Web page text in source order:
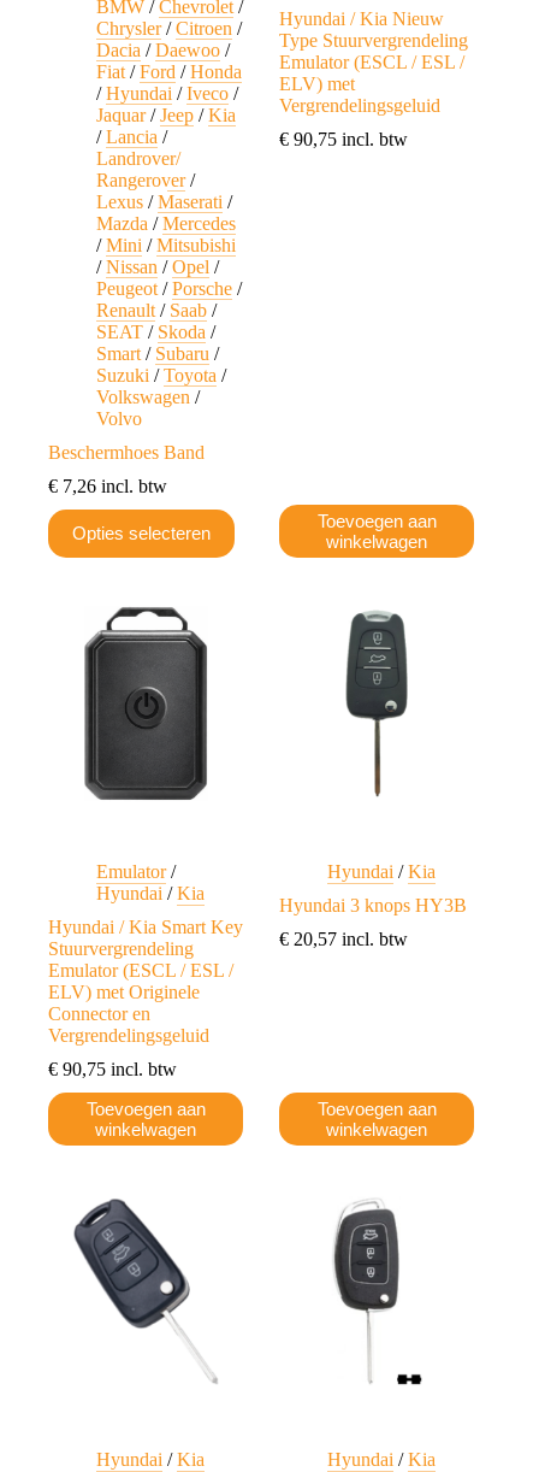
BMW /Chevrolet /
Chrysler/Citroen /
Dacia /Daewoo /
Fiat /Ford /Honda
/Hyundai /Iveco /
Jaquar/Jeep /Kia
/Lancia /
Landrover/
Rangerover/
Lexus /Maserati /
Mazda /Mercedes
/Mini /Mitsubishi
/Nissan /Opel /
Peugeot /Porsche /
Renault / Saab /
SEAT / Skoda /
Smart / Subaru /
Suzuki /Toyota /
Volkswagen /
Volvo
Beschermhoes Band
€ 7,26 incl. btw
Opties selecteren
Dit
product
heeft
productpagina
Hyundai / Kia Nieuw
Type Stuurvergrendeling
Emulator (ESCL / ESL /
ELV) met
Vergrendelingsgeluid
€ 90,75 incl. btw
Toevoegen aan
winkelwagen
Emulator/
Hyundai /Kia
Hyundai / Kia Smart Key
Stuurvergrendeling
Emulator (ESCL / ESL /
ELV) met Originele
Connector en
Vergrendelingsgeluid
€ 90,75 incl. btw
Toevoegen aan
winkelwagen
Hyundai /Kia
Hyundai 3 knops HY3B
€ 20,57 incl. btw
Toevoegen aan
winkelwagen
Hyundai /Kia
Hyundai /Kia